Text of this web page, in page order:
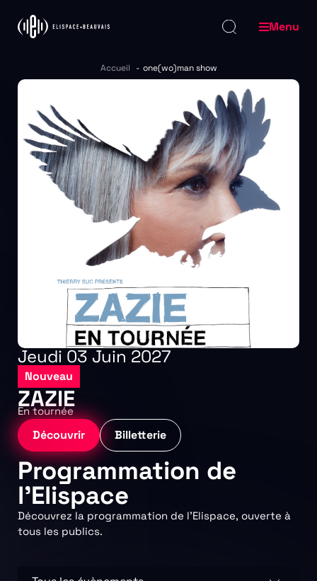
Menu
Accueil one(wo)man show
Jeudi 03 Juin 2027
Nouveau
ZAZIE
En tournée
Découvrir Billetterie
Programmation de
l’Elispace
Découvrez la programmation de l’Elispace, ouverte à
tous les publics.